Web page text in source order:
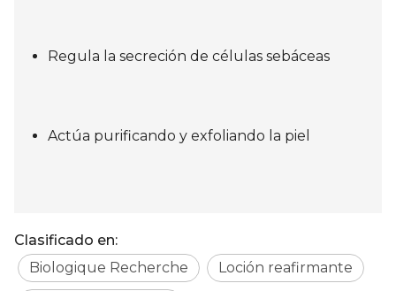
Regula la secreción de células sebáceas
Actúa purificando y exfoliando la piel
Clasificado en:
Biologique Recherche
Loción reafirmante